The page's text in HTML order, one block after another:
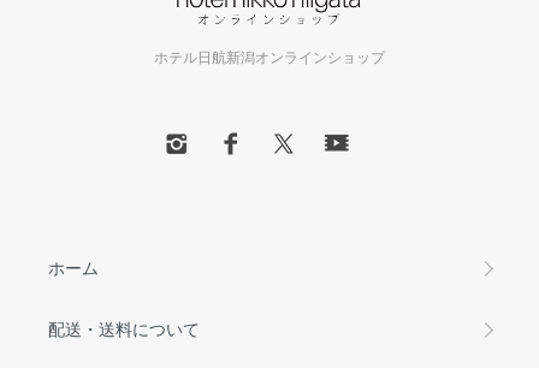
ホテル日航新潟オンラインショップ
ホーム
配送・送料について